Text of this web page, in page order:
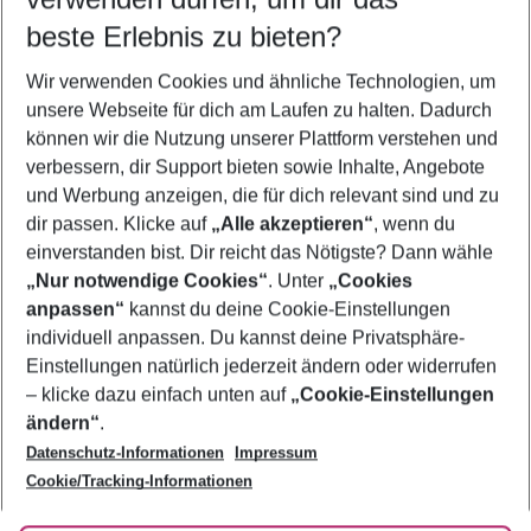
5-8 Nächte
2 Erwachsene Keine Kinder
Mehr Filter anzeigen
Footer
Footer navigation
Über uns
AGB
Bestpreisgarantie
Cookie-Einstellungen ändern
Cookie-Richtlinie
Agenturbetreuung
Barrierefreies Reisen
Folge uns
beste Erlebnis zu bieten?
Wir verwenden Cookies und ähnliche Technologien, um
unsere Webseite für dich am Laufen zu halten. Dadurch
können wir die Nutzung unserer Plattform verstehen und
verbessern, dir Support bieten sowie Inhalte, Angebote
und Werbung anzeigen, die für dich relevant sind und zu
dir passen. Klicke auf „Alle akzeptieren“, wenn du
einverstanden bist. Dir reicht das Nötigste? Dann wähle
„Nur notwendige Cookies“. Unter „Cookies
anpassen“ kannst du deine Cookie-Einstellungen
individuell anpassen. Du kannst deine Privatsphäre-
Einstellungen natürlich jederzeit ändern oder widerrufen
– klicke dazu einfach unten auf „Cookie-Einstellungen
ändern“.
Datenschutz-Informationen
Impressum
Cookie/Tracking-Informationen